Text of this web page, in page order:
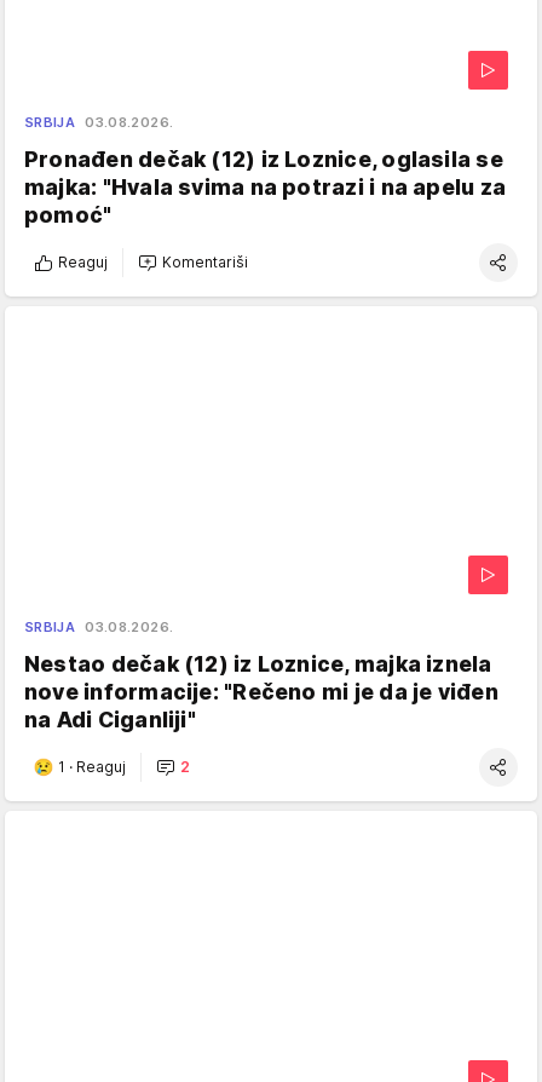
SRBIJA 03.08.2026.
Pronađen dečak (12) iz Loznice, oglasila se
majka: "Hvala svima na potrazi i na apelu za
pomoć"
Reaguj Komentariši
SRBIJA 03.08.2026.
Nestao dečak (12) iz Loznice, majka iznela
nove informacije: "Rečeno mi je da je viđen
na Adi Ciganliji"
1 · Reaguj 2